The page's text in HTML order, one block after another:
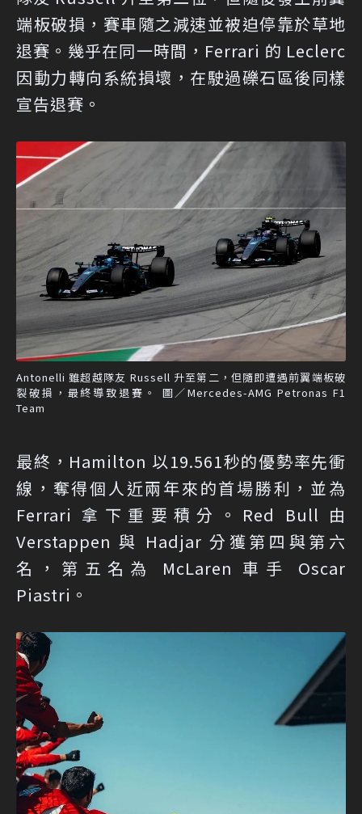
端板破損，賽車隨之減速並被迫停靠於草地
退賽。幾乎在同一時間，Ferrari 的 Leclerc
因動力轉向系統損壞，在駛過礫石區後同樣
宣告退賽。
Antonelli 雖超越隊友 Russell 升至第二，但隨即遭遇前翼端板破
裂破損，最終導致退賽。 圖／Mercedes-AMG Petronas F1
Team
最終，Hamilton 以19.561秒的優勢率先衝
線，奪得個人近兩年來的首場勝利，並為
Ferrari 拿下重要積分。Red Bull 由
Verstappen 與 Hadjar 分獲第四與第六
名，第五名為 McLaren 車手 Oscar
Piastri。